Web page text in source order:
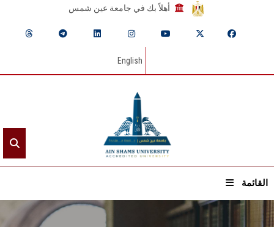
أهلاً بك في جامعة عين شمس
English
القائمة
الرئيسيـة